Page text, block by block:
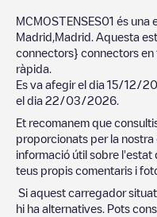
MCMOSTENSES01 és una
Madrid Madrid . Aquesta
connectors} connectors en
ràpida.
Es va afegir el dia 15/12/
el dia 22/03/2026
Et recomanem que
proporcionats per la
informació útil sobre
teus propis comentaris i
Si aquest carregador
hi ha alternatives. Pots